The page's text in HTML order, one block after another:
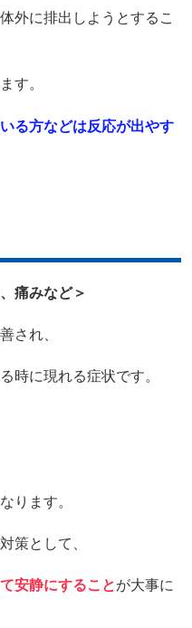
外に排出しようとするこ
す。
る方などは反応が出やす
痛みなど＞
され、
時に現れる症状です。
ります。
策として、
安静にすることが大事に